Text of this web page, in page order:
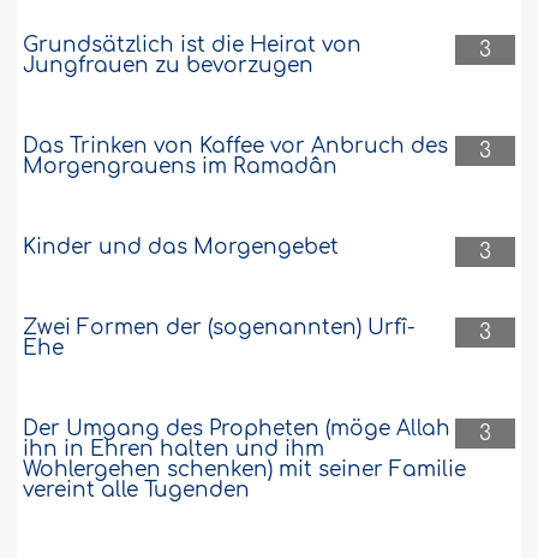
3
Grundsätzlich ist die Heirat von
Jungfrauen zu bevorzugen
3
Das Trinken von Kaffee vor Anbruch des
Morgengrauens im Ramadân
3
Kinder und das Morgengebet
3
Zwei Formen der (sogenannten) Urfî-
Ehe
3
Der Umgang des Propheten (möge Allah
ihn in Ehren halten und ihm
Wohlergehen schenken) mit seiner Familie
vereint alle Tugenden